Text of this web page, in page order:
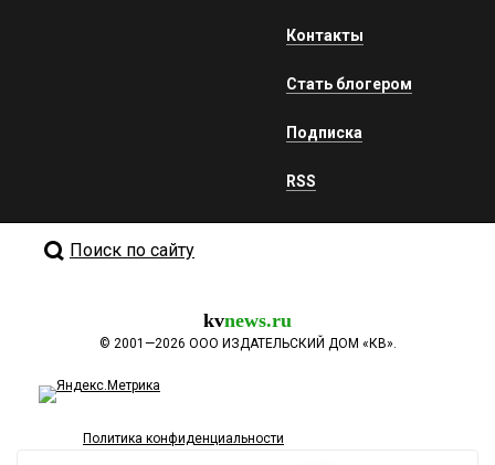
Контакты
Стать блогером
Подписка
RSS
Поиск по сайту
kvnews.ru
© 2001—2026 ООО ИЗДАТЕЛЬСКИЙ ДОМ «КВ».
Политика конфиденциальности